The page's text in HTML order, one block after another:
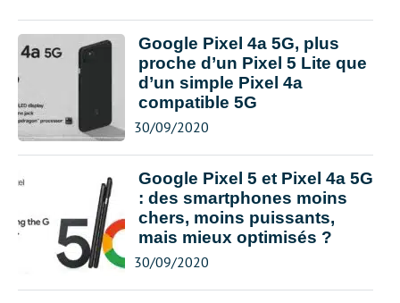
Google Pixel 4a 5G, plus
proche d’un Pixel 5 Lite que
d’un simple Pixel 4a
compatible 5G
30/09/2020
Google Pixel 5 et Pixel 4a 5G
: des smartphones moins
chers, moins puissants,
mais mieux optimisés ?
30/09/2020